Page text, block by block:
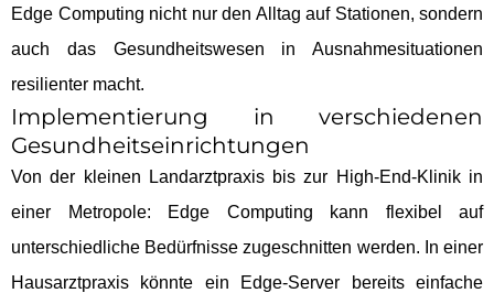
Edge Computing nicht nur den Alltag auf Stationen, sondern
auch das Gesundheitswesen in Ausnahmesituationen
resilienter macht.
Implementierung in verschiedenen
Gesundheitseinrichtungen
Von der kleinen Landarztpraxis bis zur High-End-Klinik in
einer Metropole: Edge Computing kann flexibel auf
unterschiedliche Bedürfnisse zugeschnitten werden. In einer
Hausarztpraxis könnte ein Edge-Server bereits einfache